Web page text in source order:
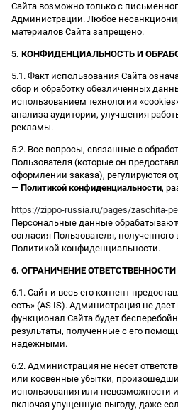
Сайта возможно только с
Администрации. Любое
материалов Сайта запрещено.
5. КОНФИДЕНЦИАЛЬНОСТЬ И
5.1. Факт использования Сайта
сбор и обработку обезличенных
использованием технологии
анализа аудитории, улучшения
рекламы.
5.2. Все вопросы, связанные с
Пользователя (которые он
оформлении заказа), регулируются
— Политикой конфиденциальности,
https://zippo-russia.ru/pages/zaschita-
Персональные данные
согласия Пользователя,
Политикой конфиденциальности.
6. ОГРАНИЧЕНИЕ ОТВЕТСТВЕННОСТИ
6.1. Сайт и весь его контент
есть» (AS IS). Администрация не дает
функционал Сайта будет
результаты, полученные с его
надежными.
6.2. Администрация не несет
или косвенные убытки,
использования или невозможности
включая упущенную выгоду, даже